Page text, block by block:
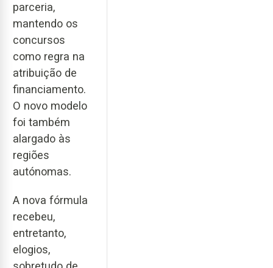
parceria,
mantendo os
concursos
como regra na
atribuição de
financiamento.
O novo modelo
foi também
alargado às
regiões
autónomas.
A nova fórmula
recebeu,
entretanto,
elogios,